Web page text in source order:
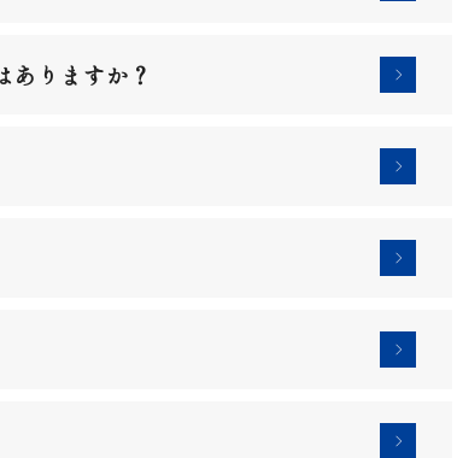
ありますか？